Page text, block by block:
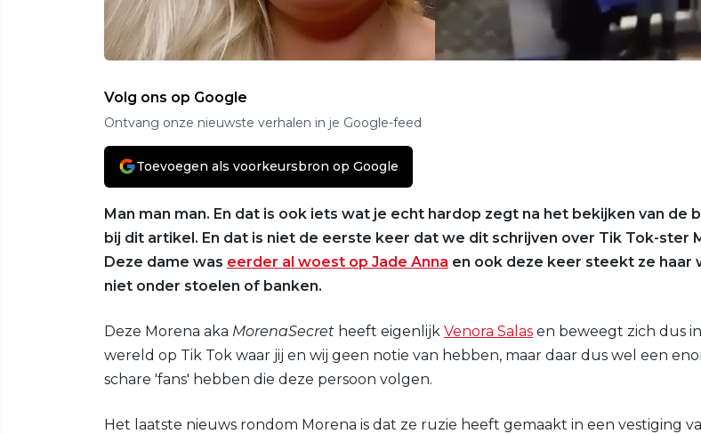
Volg ons op Google
Ontvang onze nieuwste verhalen in je Google-feed
Toevoegen als voorkeursbron op Google
Man man man. En dat is ook iets wat je echt hardop zegt na het bekijken van de
bij dit artikel. En dat is niet de eerste keer dat we dit schrijven over Tik Tok-ster
Deze dame was eerder al woest op Jade Anna en ook deze keer steekt ze haar
niet onder stoelen of banken.
Deze Morena aka MorenaSecret heeft eigenlijk Venora Salas en beweegt zich dus
wereld op Tik Tok waar jij en wij geen notie van hebben, maar daar dus wel een
schare 'fans' hebben die deze persoon volgen.
Het laatste nieuws rondom Morena is dat ze ruzie heeft gemaakt in een vestiging